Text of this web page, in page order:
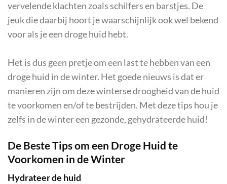
vervelende klachten zoals schilfers en barstjes. De
jeuk die daarbij hoort je waarschijnlijk ook wel bekend
voor als je een droge huid hebt.
Het is dus geen pretje om een last te hebben van een
droge huid in de winter. Het goede nieuws is dat er
manieren zijn om deze winterse droogheid van de huid
te voorkomen en/of te bestrijden. Met deze tips hou je
zelfs in de winter een gezonde, gehydrateerde huid!
De Beste Tips om een Droge Huid te
Voorkomen in de Winter
Hydrateer de huid